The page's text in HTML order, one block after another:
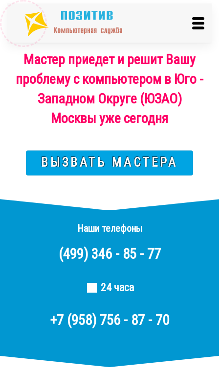
Мастер приедет и решит Вашу
проблему с компьютером в Юго -
Западном Округе (ЮЗАО)
Москвы уже сегодня
ВЫЗВАТЬ МАСТЕРА
Наши телефоны
(499) 346 - 85 - 77
24 часа
+7 (958) 756 - 87 - 70